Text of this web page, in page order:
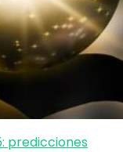
predicciones